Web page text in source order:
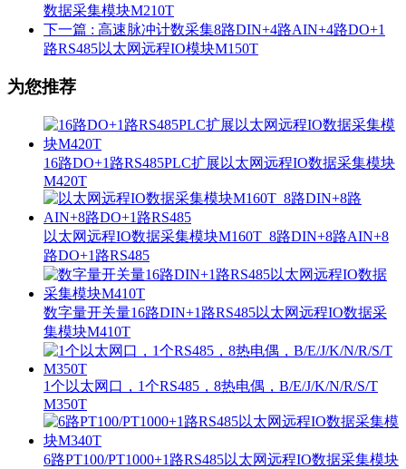
数据采集模块M210T
下一篇 : 高速脉冲计数采集8路DIN+4路AIN+4路DO+1
路RS485以太网远程IO模块M150T
为您推荐
16路DO+1路RS485PLC扩展以太网远程IO数据采集模块
M420T
以太网远程IO数据采集模块M160T_8路DIN+8路AIN+8
路DO+1路RS485
数字量开关量16路DIN+1路RS485以太网远程IO数据采
集模块M410T
1个以太网口，1个RS485，8热电偶，B/E/J/K/N/R/S/T
M350T
6路PT100/PT1000+1路RS485以太网远程IO数据采集模块